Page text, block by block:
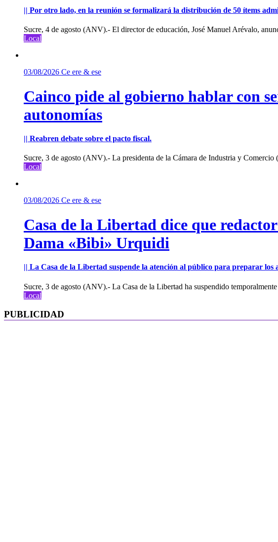
|| Por otro lado, en la reunión se formalizará la distribución de 50 ítems
Sucre, 4 de agosto (ANV).- El director de educación, José Manuel Arévalo,
Local
03/08/2026 Ce ere & ese
Cainco pide al gobierno hablar con
autonomías
|| Reabren debate sobre el pacto fiscal.
Sucre, 3 de agosto (ANV).- La presidenta de la Cámara de Industria y Comercio
Local
03/08/2026 Ce ere & ese
Casa de la Libertad dice que
Dama «Bibi» Urquidi
|| La Casa de la Libertad suspende la atención al público para preparar los
Sucre, 3 de agosto (ANV).- La Casa de la Libertad ha suspendido
Local
PUBLICIDAD